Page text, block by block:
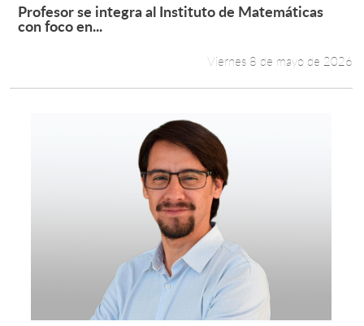
Leer más +
Profesor se integra al Instituto de Matemáticas
con foco en...
Viernes 8 de mayo de 2026